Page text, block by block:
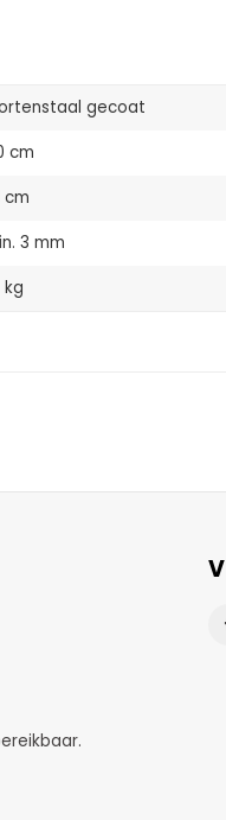
gecoat
cm
cm
3 mm
kg